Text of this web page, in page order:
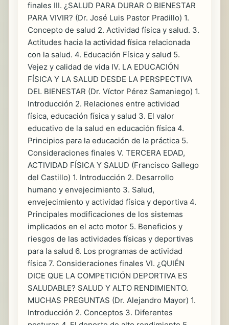
finales III. ¿SALUD PARA DURAR O BIENESTAR
PARA VIVIR? (Dr. José Luis Pastor Pradillo) 1.
Concepto de salud 2. Actividad física y salud. 3.
Actitudes hacia la actividad física relacionada
con la salud. 4. Educación Física y salud 5.
Vejez y calidad de vida IV. LA EDUCACIÓN
FÍSICA Y LA SALUD DESDE LA PERSPECTIVA
DEL BIENESTAR (Dr. Víctor Pérez Samaniego) 1.
Introducción 2. Relaciones entre actividad
física, educación física y salud 3. El valor
educativo de la salud en educación física 4.
Principios para la educación de la práctica 5.
Consideraciones finales V. TERCERA EDAD,
ACTIVIDAD FÍSICA Y SALUD (Francisco Gallego
del Castillo) 1. Introducción 2. Desarrollo
humano y envejecimiento 3. Salud,
envejecimiento y actividad física y deportiva 4.
Principales modificaciones de los sistemas
implicados en el acto motor 5. Beneficios y
riesgos de las actividades físicas y deportivas
para la salud 6. Los programas de actividad
física 7. Consideraciones finales VI. ¿QUIÉN
DICE QUE LA COMPETICIÓN DEPORTIVA ES
SALUDABLE? SALUD Y ALTO RENDIMIENTO.
MUCHAS PREGUNTAS (Dr. Alejandro Mayor) 1.
Introducción 2. Conceptos 3. Diferentes